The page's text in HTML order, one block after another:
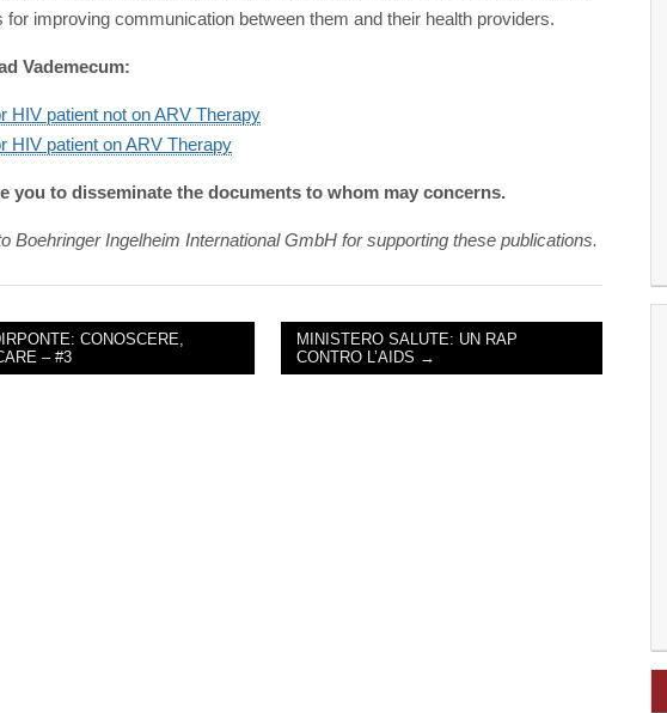
for improving communication between them and their health providers.
Vademecum:
HIV patient not on ARV Therapy
HIV patient on ARV Therapy
you to disseminate the documents to whom may concerns.
Boehringer Ingelheim International GmbH for supporting these publications.
CONOSCERE,
– #3
MINISTERO SALUTE: UN RAP
CONTRO L’AIDS →